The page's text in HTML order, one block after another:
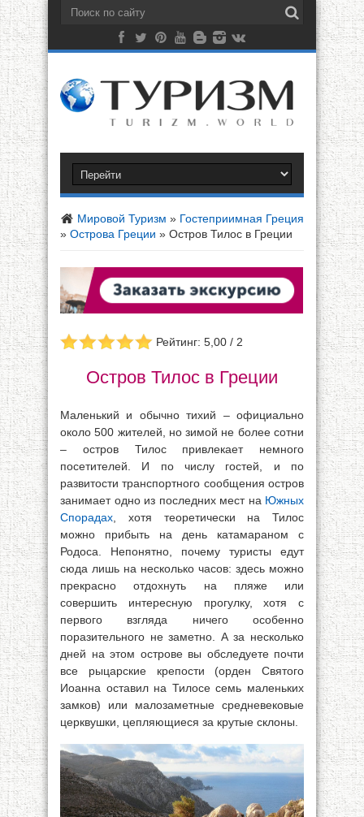
Мировой Туризм » Гостеприимная Греция
» Острова Греции » Остров Тилос в Греции
Рейтинг: 5,00 / 2
Остров Тилос в Греции
Маленький и обычно тихий – официально
около 500 жителей, но зимой не более сотни
– остров Тилос привлекает немного
посетителей. И по числу гостей, и по
развитости транспортного сообщения остров
занимает одно из последних мест на Южных
Спорадах, хотя теоретически на Тилос
можно прибыть на день катамараном с
Родоса. Непонятно, почему туристы едут
сюда лишь на несколько часов: здесь можно
прекрасно отдохнуть на пляже или
совершить интересную прогулку, хотя с
первого взгляда ничего особенно
поразительного не заметно. А за несколько
дней на этом острове вы обследуете почти
все рыцарские крепости (орден Святого
Иоанна оставил на Тилосе семь маленьких
замков) или малозаметные средневековые
церквушки, цепляющиеся за крутые склоны.